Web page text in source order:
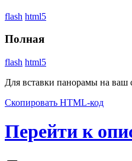
flash html5
Полная
flash html5
Для вставки панорамы на ваш
Скопировать HTML-код
Перейти к